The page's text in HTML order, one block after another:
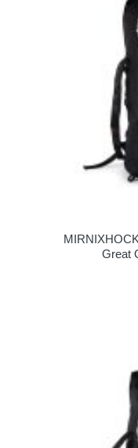
Great